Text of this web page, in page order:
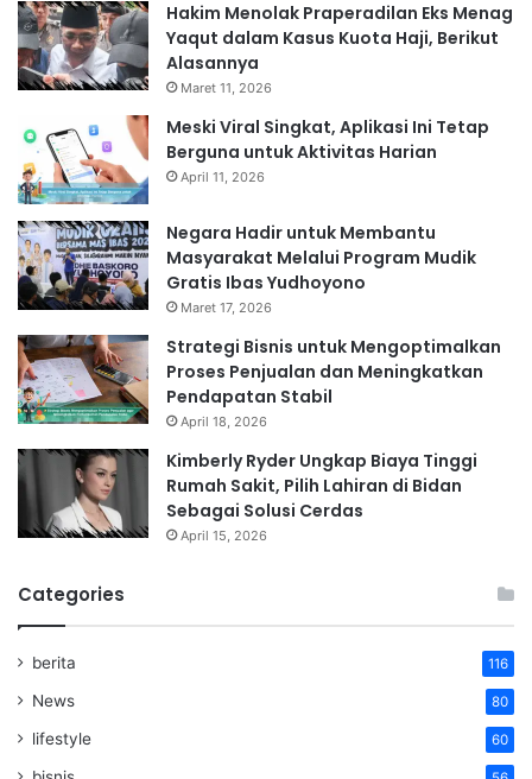
Hakim Menolak Praperadilan Eks Menag
Yaqut dalam Kasus Kuota Haji, Berikut
Alasannya
Maret 11, 2026
Meski Viral Singkat, Aplikasi Ini Tetap
Berguna untuk Aktivitas Harian
April 11, 2026
Negara Hadir untuk Membantu
Masyarakat Melalui Program Mudik
Gratis Ibas Yudhoyono
Maret 17, 2026
Strategi Bisnis untuk Mengoptimalkan
Proses Penjualan dan Meningkatkan
Pendapatan Stabil
April 18, 2026
Kimberly Ryder Ungkap Biaya Tinggi
Rumah Sakit, Pilih Lahiran di Bidan
Sebagai Solusi Cerdas
April 15, 2026
Categories
berita 116
News 80
lifestyle 60